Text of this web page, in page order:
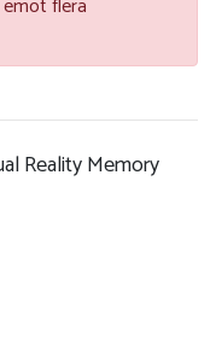
flera
Reality Memory